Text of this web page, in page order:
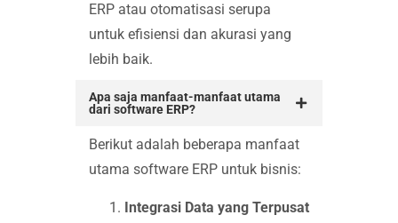
ERP atau otomatisasi serupa
untuk efisiensi dan akurasi yang
lebih baik.
Apa saja manfaat-manfaat utama
dari software ERP?
Berikut adalah beberapa manfaat
utama software ERP untuk bisnis:
Integrasi Data yang Terpusat